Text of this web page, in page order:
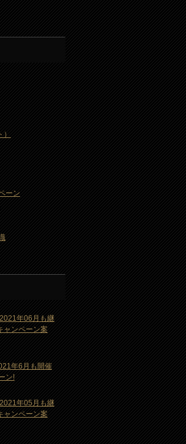
）
ーン
年06月も継
ャンペーン案
年6月も開催
ン!
年05月も継
ャンペーン案